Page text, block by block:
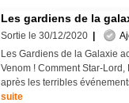
Les gardiens de la
Sortie le 30/12/2020
Les Gardiens de la Galaxie
Venom ! Comment Star-
après les terribles
suite